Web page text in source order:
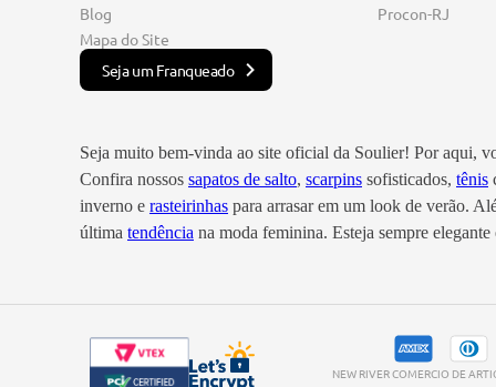
Blog
Mapa do Site
Seja um Franqueado
Procon-RJ
Seja muito bem-vinda ao site oficial da Soulier! Por aqui,
Confira nossos sapatos de salto, scarpins sofisticados, tênis
inverno e rasteirinhas para arrasar em um look de verão.
última tendência na moda feminina. Esteja sempre
NEW RIVER COMERCIO DE